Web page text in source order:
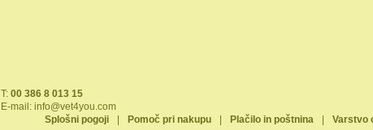
T: 00 386 8 013 15
E-mail: info@vet4you.com
Splošni pogoji
Pomoč pri nakupu Plačilo in poštnina Varstvo